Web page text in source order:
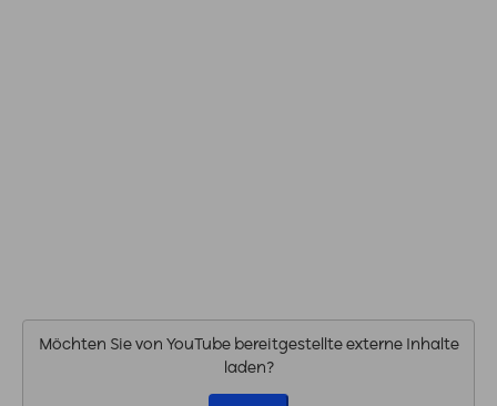
Möchten Sie von YouTubebereitgestellte externe Inhalte
laden?